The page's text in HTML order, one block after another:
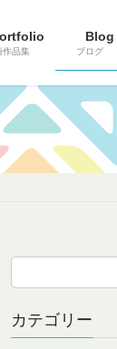
作品集
Blog
ブログ
カテゴリー